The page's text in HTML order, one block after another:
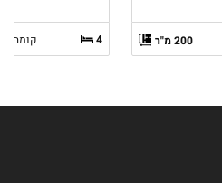
200 מ"ר 4 קומה 2 מ-13